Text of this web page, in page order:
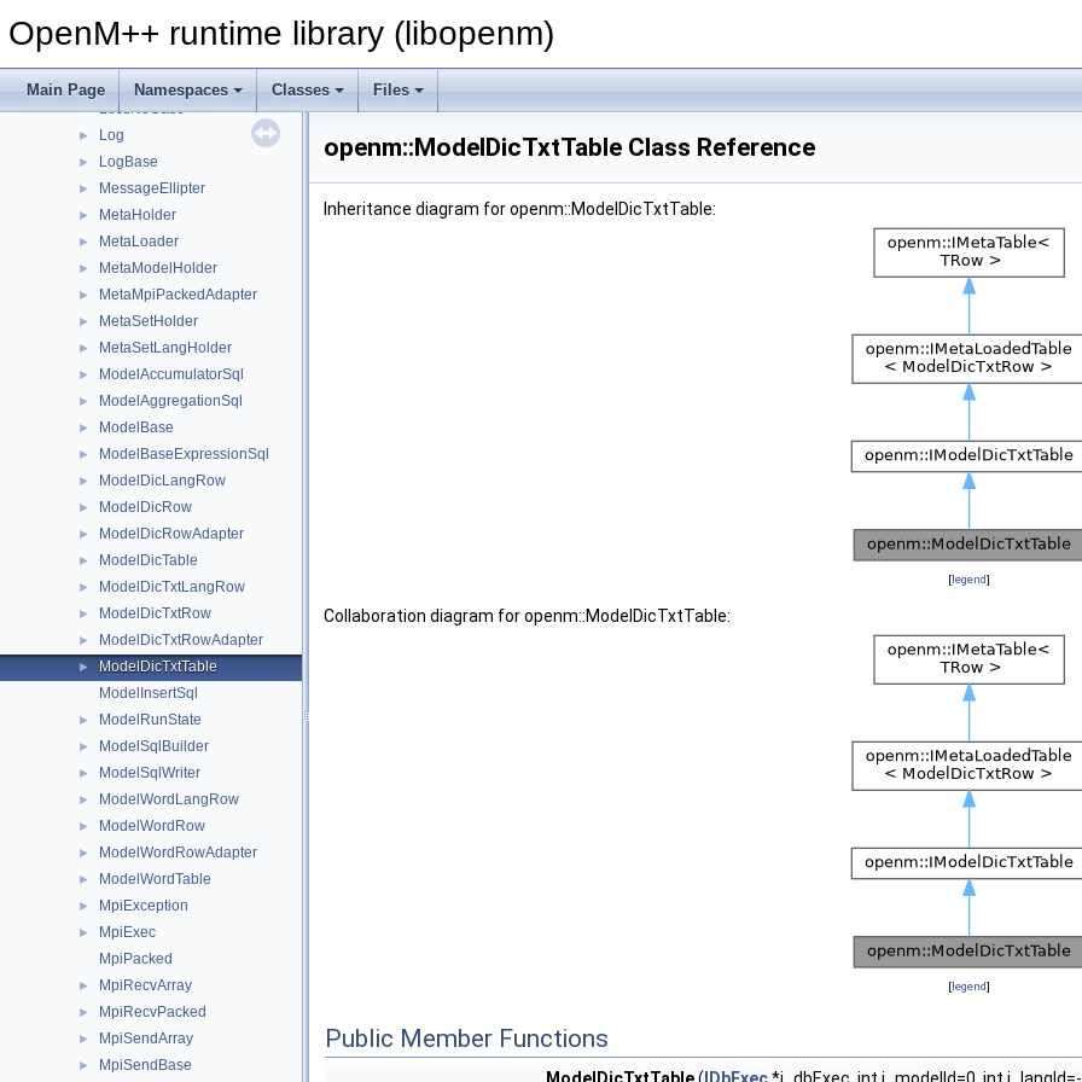
OpenM++ runtime library (libopenm)
Main Page Namespaces Classes Files
► LangWordRow
►
LangWordTable
LessNoCase
► Log
► LogBase
► MessageEllipter
► MetaHolder
► MetaLoader
► MetaModelHolder
► MetaMpiPackedAdapter
► MetaSetHolder
► MetaSetLangHolder
► ModelAccumulatorSql
► ModelAggregationSql
► ModelBase
► ModelBaseExpressionSql
► ModelDicLangRow
► ModelDicRow
► ModelDicRowAdapter
► ModelDicTable
► ModelDicTxtLangRow
► ModelDicTxtRow
► ModelDicTxtRowAdapter
►
ModelDicTxtTable
ModelInsertSql
► ModelRunState
► ModelSqlBuilder
► ModelSqlWriter
► ModelWordLangRow
► ModelWordRow
► ModelWordRowAdapter
► ModelWordTable
► MpiException
►
MpiExec
MpiPacked
► MpiRecvArray
► MpiRecvPacked
► MpiSendArray
► MpiSendBase
openm::ModelDicTxtTable Class Reference
Inheritance diagram for openm::ModelDicTxtTable:
[legend]
Collaboration diagram for openm::ModelDicTxtTable:
[legend]
Public Member Functions